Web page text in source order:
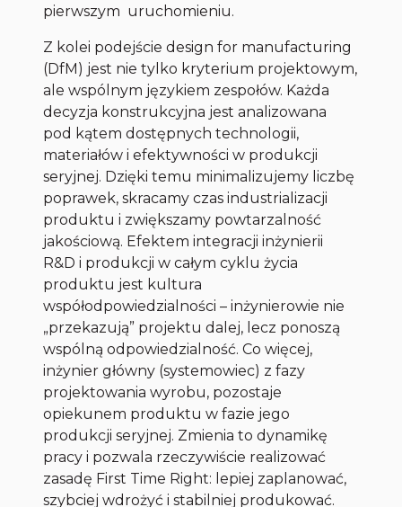
pierwszym uruchomieniu.
Z kolei podejście design for manufacturing
(DfM) jest nie tylko kryterium projektowym,
ale wspólnym językiem zespołów. Każda
decyzja konstrukcyjna jest analizowana
pod kątem dostępnych technologii,
materiałów i efektywności w produkcji
seryjnej. Dzięki temu minimalizujemy liczbę
poprawek, skracamy czas industrializacji
produktu i zwiększamy powtarzalność
jakościową. Efektem integracji inżynierii
R&D i produkcji w całym cyklu życia
produktu jest kultura
współodpowiedzialności – inżynierowie nie
„przekazują” projektu dalej, lecz ponoszą
wspólną odpowiedzialność. Co więcej,
inżynier główny (systemowiec) z fazy
projektowania wyrobu, pozostaje
opiekunem produktu w fazie jego
produkcji seryjnej. Zmienia to dynamikę
pracy i pozwala rzeczywiście realizować
zasadę First Time Right: lepiej zaplanować,
szybciej wdrożyć i stabilniej produkować.